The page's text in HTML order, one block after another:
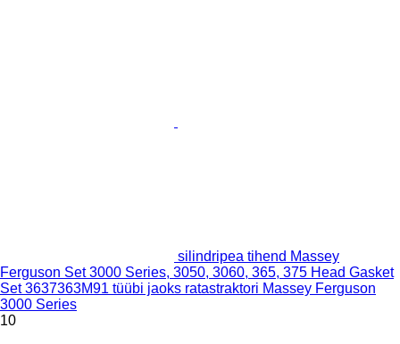
silindripea tihend Massey
Ferguson Set 3000 Series, 3050, 3060, 365, 375 Head Gasket
Set 3637363M91 tüübi jaoks ratastraktori Massey Ferguson
3000 Series
10